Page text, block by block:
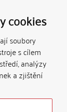
cookies
soubory
s cílem
analýzy
a zjištění